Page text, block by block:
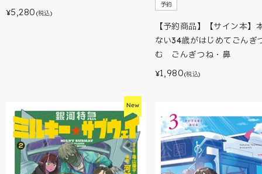
¥5,280 (税込)
予約
【予約商品】【サイン本】
ない34歳がはじめてごんぎ
む ごんぎつね・鼻
¥1,980(税込)